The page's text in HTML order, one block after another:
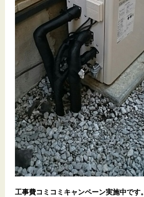
工事費コミコミキャンペーン実施中です。